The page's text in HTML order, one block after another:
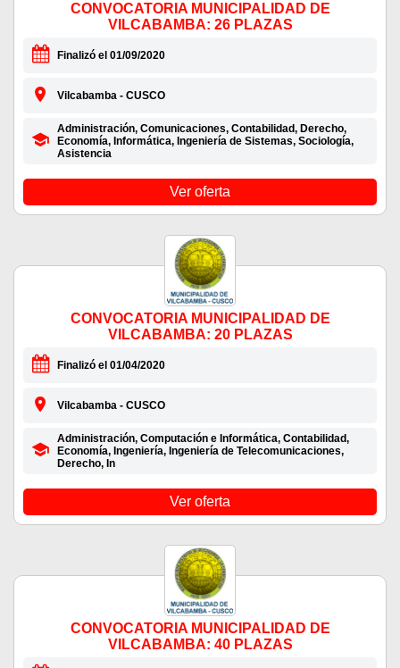
CONVOCATORIA MUNICIPALIDAD DE
VILCABAMBA: 26 PLAZAS
Finalizó el 01/09/2020
Vilcabamba - CUSCO
Administración, Comunicaciones, Contabilidad, Derecho,
Economía, Informática, Ingeniería de Sistemas, Sociología,
Asistencia
Ver oferta
CONVOCATORIA MUNICIPALIDAD DE
VILCABAMBA: 20 PLAZAS
Finalizó el 01/04/2020
Vilcabamba - CUSCO
Administración, Computación e Informática, Contabilidad,
Economía, Ingeniería, Ingeniería de Telecomunicaciones,
Derecho, In
Ver oferta
CONVOCATORIA MUNICIPALIDAD DE
VILCABAMBA: 40 PLAZAS